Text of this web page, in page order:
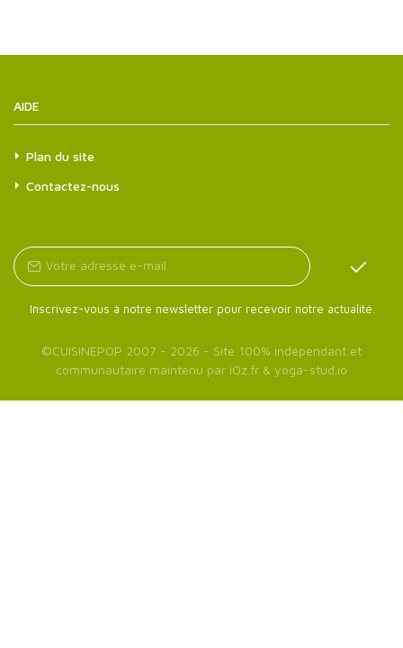
AIDE
Plan du site
Contactez-nous
Inscrivez-vous à notre newsletter pour recevoir notre actualité.
©CUISINEPOP 2007 - 2026 - Site 100% indépendant et
communautaire maintenu par iOz.fr & yoga-stud.io